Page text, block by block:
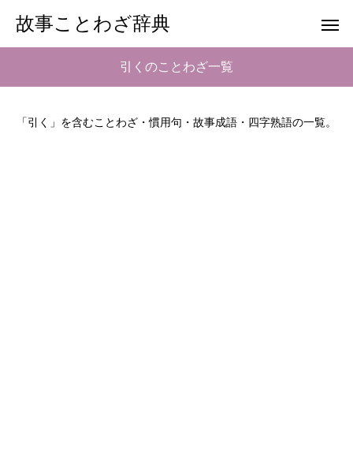
故事ことわざ辞典
引くのことわざ一覧
「引く」を含むことわざ・慣用句・故事成語・四字熟語の一覧。